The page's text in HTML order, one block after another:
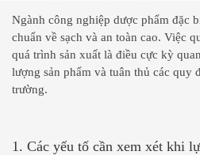
Ngành công nghiệp dược phẩm đặc
chuẩn về sạch và an toàn cao. Việc
quá trình sản xuất là điều cực kỳ
lượng sản phẩm và tuân thủ các quy
trường.
1. Các yếu tố cần xem xét khi